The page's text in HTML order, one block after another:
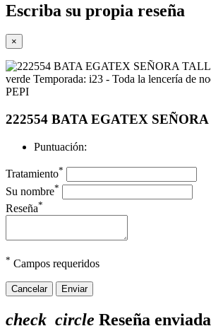
Escriba su propia reseña
×
222554 BATA EGATEX SEÑORA
Puntuación:
Tratamiento*
Su nombre*
Reseña*
* Campos requeridos
Cancelar Enviar
check_circle Reseña enviada